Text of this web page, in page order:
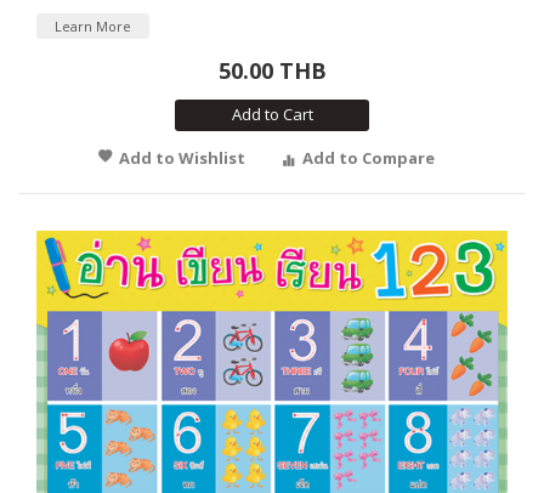
Learn More
50.00 THB
Add to Cart
Add to Wishlist
Add to Compare